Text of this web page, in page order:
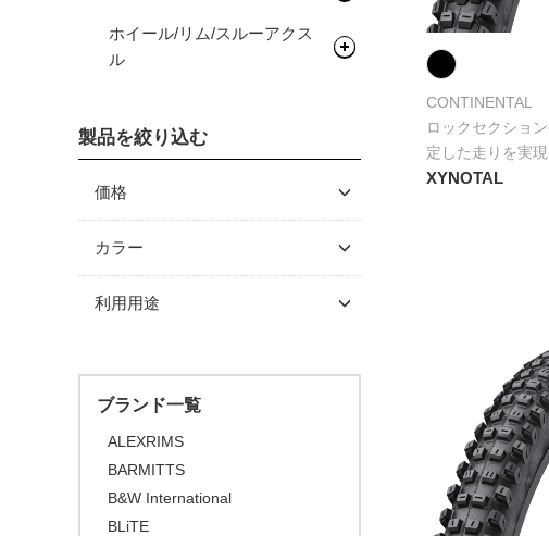
CONTINENTAL
ロックセクショ
定した走りを実現
XYNOTAL
ロードタイヤ（クリンチャ
ー）
レディ）
ー）
MTBタイヤ（チューブレス/レ
グラベルバイク/CXタイヤ
アーバンタイヤ
ホイール/リム/スルーアクス
ル
プ
製品を絞り込む
価格
～ \5,000
\5,001 ～ 10,000
\10,001 ～ 20,000
\30,001 ～ 50,000
\50,001 ～
カラー
利用用途
ブランド一覧
ALEXRIMS
BARMITTS
B&W International
BLiTE